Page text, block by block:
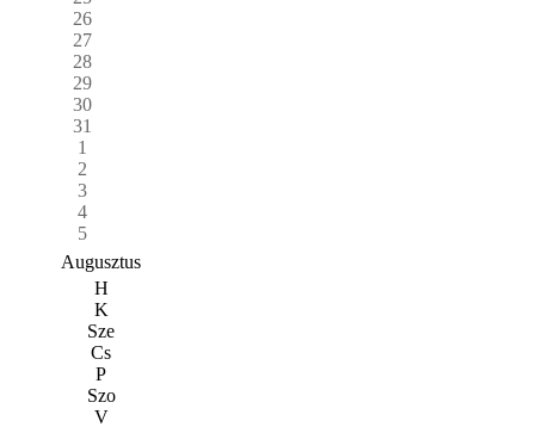
26
27
28
29
30
31
1
2
3
4
5
Augusztus
H
K
Sze
Cs
P
Szo
V